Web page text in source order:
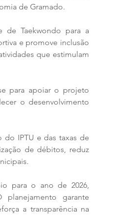
de Gramado.
de Taekwondo para a
e promove inclusão
que estimulam
para apoiar o projeto
o desenvolvimento
do IPTU e das taxas de
de débitos, reduz
para o ano de 2026,
garante
a transparência na